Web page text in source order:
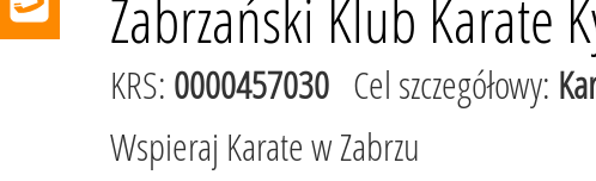
Zabrzański Klub Karate
KRS: 0000457030 Cel szczegółowy:
Wspieraj Karate w Zabrzu